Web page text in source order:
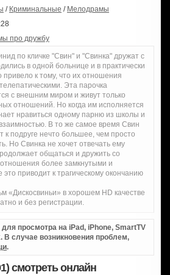
/ Криминальные / Мелодрамы
про дружбу
по кличке "Свин" и "Свинка" дружат с
в одной больнице и в практически
к тому, что их отношения
Эта парочка
с внешним миром и живут только
отношений. Но когда им исполняется
нравиться одному парню из школы и
В то же самое время Свин
к подруге нечто большее, чем просто
Но Свинка не хочет отвечать ему
общаться и дружить со
более замкнутыми и
приводит к трагическому окончанию
«Дискосвиньи» в хорошем HD качестве
и без регистрации.
просмотра на iPad, iPhone, SmartTV
В случае возникновения проблем,
.
смотреть онлайн